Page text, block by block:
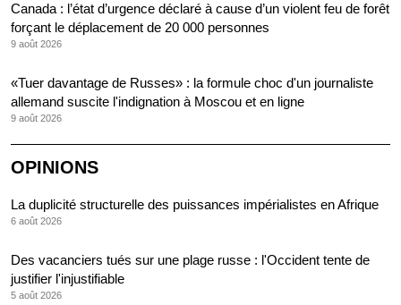
Canada : l’état d’urgence déclaré à cause d’un violent feu de forêt
forçant le déplacement de 20 000 personnes
9 août 2026
«Tuer davantage de Russes» : la formule choc d'un journaliste
allemand suscite l'indignation à Moscou et en ligne
9 août 2026
OPINIONS
La duplicité structurelle des puissances impérialistes en Afrique
6 août 2026
Des vacanciers tués sur une plage russe : l'Occident tente de
justifier l'injustifiable
5 août 2026